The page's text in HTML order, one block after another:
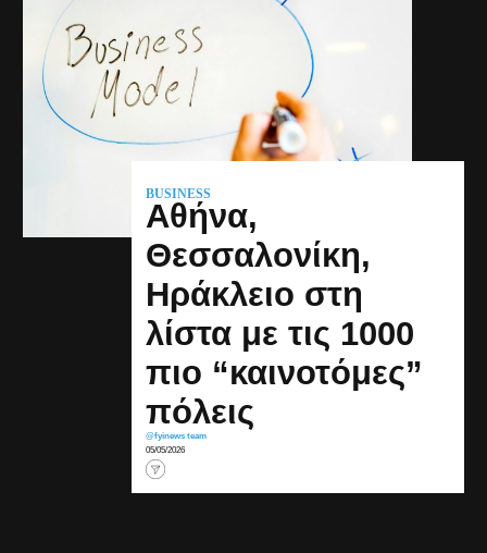
BUSINESS
Αθήνα,
Θεσσαλονίκη,
Ηράκλειο στη
λίστα με τις 1000
πιο “καινοτόμες”
πόλεις
@fyinews team
05/05/2026